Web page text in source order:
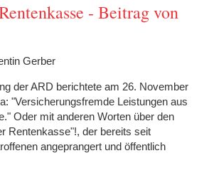
- Beitrag von
Gerber
der ARD berichtete am 26. November
"Versicherungsfremde Leistungen aus
Oder mit anderen Worten über den
Rentenkasse"!, der bereits seit
angeprangert und öffentlich